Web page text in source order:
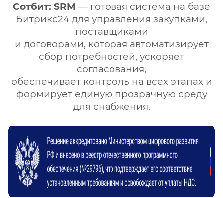
Сотбит: SRM — готовая система на базе
Битрикс24 для управления закупками,
поставщиками
и договорами, которая автоматизирует
сбор потребностей, ускоряет
согласования,
обеспечивает контроль на всех этапах и
формирует единую прозрачную среду
для снабжения.